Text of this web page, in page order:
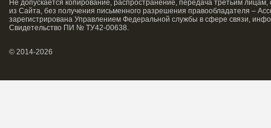
Не допускается копирование, распространение, передача третьим
из Сайта, без получения письменного разрешения правообладателя –
зарегистрирована Управлением Федеральной службы в сфере связи,
Свидетельство ПИ № ТУ42-00638.
© 2014-2026